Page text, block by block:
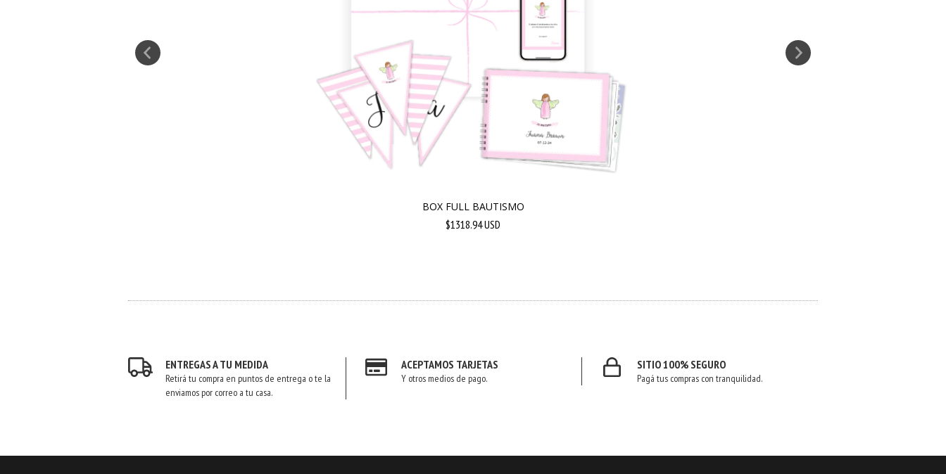
BOX FULL BAUTISMO
$1318.94 USD
ENTREGAS A TU MEDIDA
Retirá tu compra en puntos de entrega o te la
enviamos por correo a tu casa.
ACEPTAMOS TARJETAS
Y otros medios de pago.
SITIO 100% SEGURO
Pagá tus compras con tranquilidad.